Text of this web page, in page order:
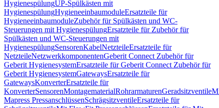
HygienespülungUP-Spülkästen mit
HygienespülungHygieneeinbaumoduleErsatzteile für
HygieneeinbaumoduleZubehör für Spülkästen und WC-
Steuerungen mit HygienespülungErsatzteile für Zubehör für
Spülkästen und WC-Steuerungen mit
HygienespülungSensorenKabelNetzteileErsatzteile für
NetzteileNetzwerkkomponentenGeberit Connect Zubehör für
Geberit HygienesystemErsatzteile für Geberit Connect Zubehör für
Geberit HygienesystemGatewaysErsatzteile für
GatewaysKonverterErsatzteile für
KonverterSensorenMontagematerialRohrarmaturenGeradsitzventile
Mapress PressanschlüssenSchrägsitzventileErsatzteile für